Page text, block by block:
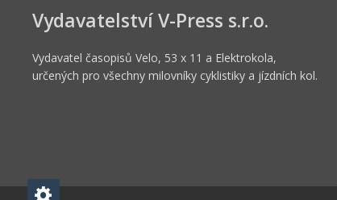
Vydavatelství V-Press s.r.o.
Vydavatel časopisů Velo, 53 x 11 a Elektrokola,
určených pro všechny milovníky cyklistiky a jízdních kol.